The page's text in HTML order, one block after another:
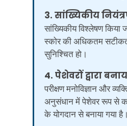
3. सांख्यिकीय
सांख्यिकीय विश्लेषण किया
स्कोर की अधिकतम
सुनिश्चित हो।
4. पेशेवरों द्वारा
परीक्षण मनोविज्ञान और
अनुसंधान में पेशेवर रूप से
के योगदान से बनाया गया है।